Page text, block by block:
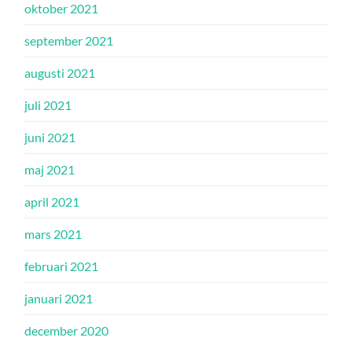
oktober 2021
september 2021
augusti 2021
juli 2021
juni 2021
maj 2021
april 2021
mars 2021
februari 2021
januari 2021
december 2020